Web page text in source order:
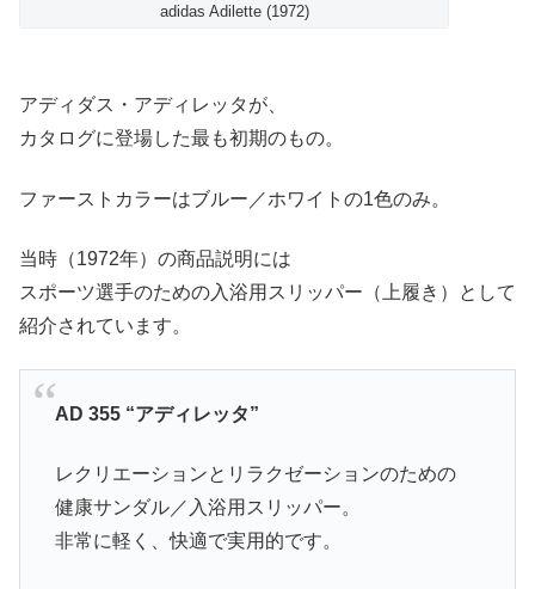
adidas Adilette (1972)
アディダス・アディレッタが、
カタログに登場した最も初期のもの。
ファーストカラーはブルー／ホワイトの1色のみ。
当時（1972年）の商品説明には
スポーツ選手のための入浴用スリッパー（上履き）として
紹介されています。
AD 355 “アディレッタ”
レクリエーションとリラクゼーションのための
健康サンダル／入浴用スリッパー。
非常に軽く、快適で実用的です。